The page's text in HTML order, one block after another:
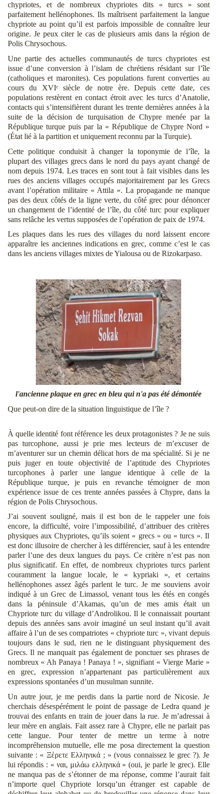
chypriotes, et de nombreux chypriotes dits « turcs » sont
parfaitement hellénophones. Ils maîtrisent parfaitement la langue
chypriote au point qu’il est parfois impossible de connaître leur
origine. Je peux citer le cas de plusieurs amis dans la région de
Polis Chrysochous.
Une partie des actuelles communautés de turcs chypriotes est
issue d’une conversion à l’islam de chrétiens résidant sur l’île
(catholiques et maronites). Ces populations furent converties au
cours du XVIᵉ siècle de notre ère. Depuis cette date, ces
populations restèrent en contact étroit avec les turcs d’Anatolie,
contacts qui s’intensifièrent durant les trente dernières années à la
suite de la décision de turquisation de Chypre menée par la
République turque puis par la « République de Chypre Nord »
(État lié à la partition et uniquement reconnu par la Turquie).
Cette politique conduisit à changer la toponymie de l’île, la
plupart des villages grecs dans le nord du pays ayant changé de
nom depuis 1974. Les traces en sont tout à fait visibles dans les
rues des anciens villages occupés majoritairement par les Grecs
avant l’opération militaire « Attila ». La propagande ne manque
pas des deux côtés de la ligne verte, du côté grec pour dénoncer
un changement de l’identité de l’île, du côté turc pour expliquer
sans relâche les vertus supposées de l’opération de paix de 1974.
Les plaques dans les rues des villages du nord laissent encore
apparaître les anciennes indications en grec, comme c’est le cas
dans les anciens villages mixtes de Yialousa ou de Rizokarpaso.
l'ancienne plaque en grec en bleu qui n'a pas été démontée
Que peut-on dire de la situation linguistique de l’île ?
À quelle identité font référence les deux protagonistes ? Je ne suis
pas turcophone, aussi je prie mes lecteurs de m’excuser de
m’aventurer sur un chemin délicat hors de ma spécialité. Si je ne
puis juger en toute objectivité de l’aptitude des Chypriotes
turcophones à parler une langue identique à celle de la
République turque, je puis en revanche témoigner de mon
expérience issue de ces trente années passées à Chypre, dans la
région de Polis Chrysochous.
J’ai souvent souligné, mais il est bon de le rappeler une fois
encore, la difficulté, voire l’impossibilité, d’attribuer des critères
physiques aux Chypriotes, qu’ils soient « grecs » ou « turcs ». Il
est donc illusoire de chercher à les différencier, sauf à les entendre
parler l’une des deux langues du pays. Ce critère n’est pas non
plus significatif. En effet, de nombreux chypriotes turcs parlent
couramment la langue locale, le « kypriaki », et certains
hellénophones assez âgés parlent le turc. Je me souviens avoir
indiqué à un Grec de Limassol, venant tous les étés en congés
dans la péninsule d’Akamas, qu’un de mes amis était un
Chypriote turc du village d’Androlikou. Il le connaissait pourtant
depuis des années sans avoir imaginé un seul instant qu’il avait
affaire à l’un de ses compatriotes « chypriote turc », vivant depuis
toujours dans le sud, rien ne le distinguant physiquement des
Grecs. Il ne manquait pas également de ponctuer ses phrases de
nombreux « Ah Panaya ! Panaya ! », signifiant « Vierge Marie »
en grec, expression n’appartenant pas particulièrement aux
expressions spontanées d’un musulman sunnite.
Un autre jour, je me perdis dans la partie nord de Nicosie. Je
cherchais désespérément le point de passage de Ledra quand je
trouvai des enfants en train de jouer dans la rue. Je m’adressai à
leur mère en anglais. Fait assez rare à Chypre, elle ne parlait pas
cette langue. Pour tenter de mettre un terme à notre
incompréhension mutuelle, elle me posa directement la question
suivante : « Ξέρετε Ελληνικά ; » (vous connaissez le grec ?). Je
lui répondis : « ναι, μιλάω ελληνικά » (oui, je parle le grec). Elle
ne manqua pas de s’étonner de ma réponse, comme l’aurait fait
n’importe quel Chypriote lorsqu’un étranger est capable de